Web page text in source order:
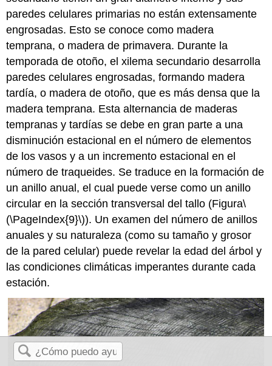
paredes celulares primarias no están extensamente
engrosadas. Esto se conoce como madera
temprana, o madera de primavera. Durante la
temporada de otoño, el xilema secundario desarrolla
paredes celulares engrosadas, formando madera
tardía, o madera de otoño, que es más densa que la
madera temprana. Esta alternancia de maderas
tempranas y tardías se debe en gran parte a una
disminución estacional en el número de elementos
de los vasos y a un incremento estacional en el
número de traqueides. Se traduce en la formación de
un anillo anual, el cual puede verse como un anillo
circular en la sección transversal del tallo (Figura\
(\PageIndex{9}\)). Un examen del número de anillos
anuales y su naturaleza (como su tamaño y grosor
de la pared celular) puede revelar la edad del árbol y
las condiciones climáticas imperantes durante cada
estación.